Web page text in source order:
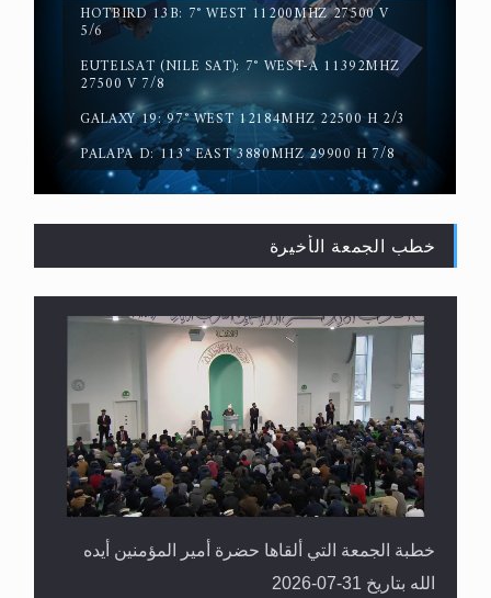
حقيقة المسيح الدجال
القرآن قاضٍ وحكمٌ على السنة ومهيمنٌ عليها.. ليس
العكس
HOTBIRD 13B: 7° WEST 11200MHZ 27500 V
5/6
EUTELSAT (NILE SAT): 7° WEST-A 11392MHZ
27500 V 7/8
GALAXY 19: 97° WEST 12184MHZ 22500 H 2/3
PALAPA D: 113° EAST 3880MHZ 29900 H 7/8
خطب الجمعة الأخيرة
خطبة الجمعة التي ألقاها حضرة أمير المؤمنين أيده
الله بتاريخ 31-07-2026